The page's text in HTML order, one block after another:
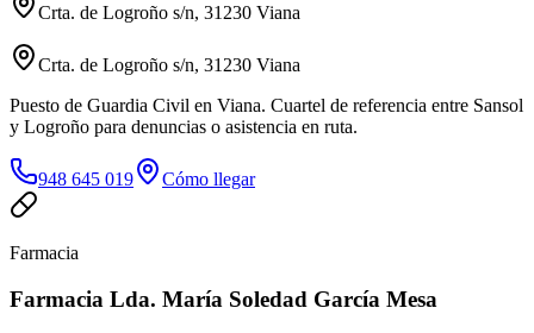
Crta. de Logroño s/n, 31230 Viana
Crta. de Logroño s/n, 31230 Viana
Puesto de Guardia Civil en Viana. Cuartel de referencia entre Sansol
y Logroño para denuncias o asistencia en ruta.
948 645 019 Cómo llegar
Farmacia
Farmacia Lda. María Soledad García Mesa